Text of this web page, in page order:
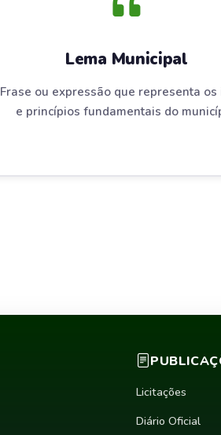
Lema Municipal
Frase ou expressão que representa os
e princípios fundamentais do
Licitações
Diário Oficial